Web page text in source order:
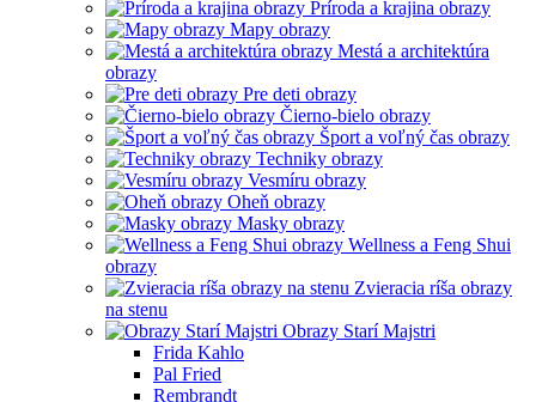
Príroda a krajina obrazy
Mapy obrazy
Mestá a architektúra
obrazy
Pre deti obrazy
Čierno-bielo obrazy
Šport a voľný čas obrazy
Techniky obrazy
Vesmíru obrazy
Oheň obrazy
Masky obrazy
Wellness a Feng Shui
obrazy
Zvieracia ríša obrazy
na stenu
Obrazy Starí Majstri
Frida Kahlo
Pal Fried
Rembrandt